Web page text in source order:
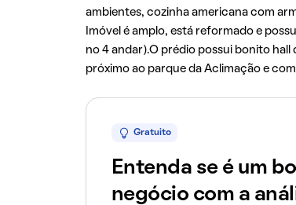
ambientes, cozinha americana com
Imóvel é amplo, está reformado e
no 4 andar).O prédio possui bonito
próximo ao parque da Aclimação e
Gratuito
Entenda se é um
negócio com a